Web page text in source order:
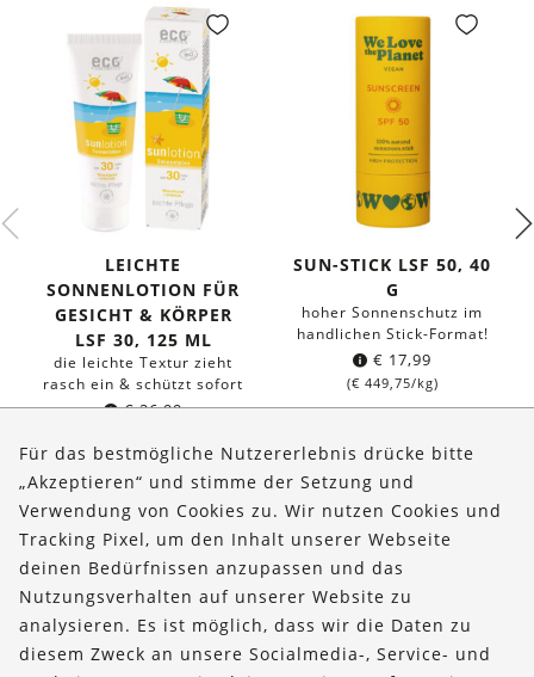
LEICHTE
SONNENLOTION FÜR
GESICHT & KÖRPER
LSF 30, 125 ML
die leichte Textur zieht
rasch ein & schützt sofort
€26,99
SUN-STICK LSF 50, 40
G
hoher Sonnenschutz im
handlichen Stick-Format!
€ 17,99
(€ 449,75/kg)
Über uns
Bestellungen
Kontakt & Hilfe
FOLLOW US
Für das bestmögliche Nutzererlebnis drücke bitte
„Akzeptieren“ und stimme der Setzung und
Verwendung von Cookies zu. Wir nutzen Cookies und
Tracking Pixel, um den Inhalt unserer Webseite
deinen Bedürfnissen anzupassen und das
Nutzungsverhalten auf unserer Website zu
analysieren. Es ist möglich, dass wir die Daten zu
diesem Zweck an unsere Socialmedia-, Service- und